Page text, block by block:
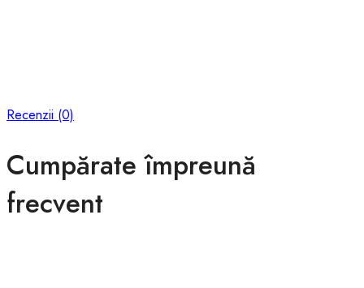
Recenzii (0)
Cumpărate împreună
frecvent